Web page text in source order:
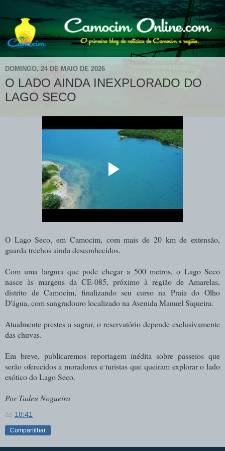
DOMINGO, 24 DE MAIO DE 2026
O LADO AINDA INEXPLORADO DO
LAGO SECO
O Lago Seco, em Camocim, com mais de 20 km de extensão,
guarda trechos ainda desconhecidos.
Com uma largura que pode chegar a 500 metros, o Lago Seco
nasce às margens da CE-085, próximo à região de Amarelas,
distrito de Camocim, finalizando seu curso na Praia do Olho
D'água, com sangradouro localizado na Avenida Manuel Siqueira.
Atualmente prestes a sagrar, o reservatório depende exclusivamente
das chuvas.
Em breve, publicaremos reportagem inédita sobre passeios que
serão oferecidos a moradores e turistas que queiram explorar o lado
exótico do Lago Seco.
Por Tadeu Nogueira
às 18:41
Compartilhar